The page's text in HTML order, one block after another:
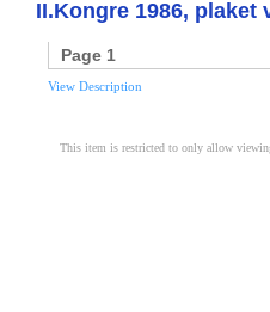
II.Kongre 1986, plaket
Page 1
View Description
This item is restricted to only allow